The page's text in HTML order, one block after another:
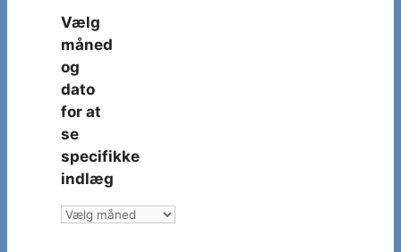
Vælg
måned
og
dato
for at
se
specifikke
indlæg
Vælg